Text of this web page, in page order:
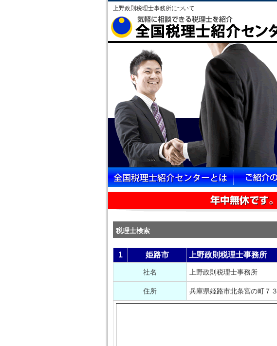
上野政則税理士事務所について
税理士検索
1 姫路市 上野政則税理士事務所
社名 上野政則税理士事務所
住所 兵庫県姫路市北条宮の町７３